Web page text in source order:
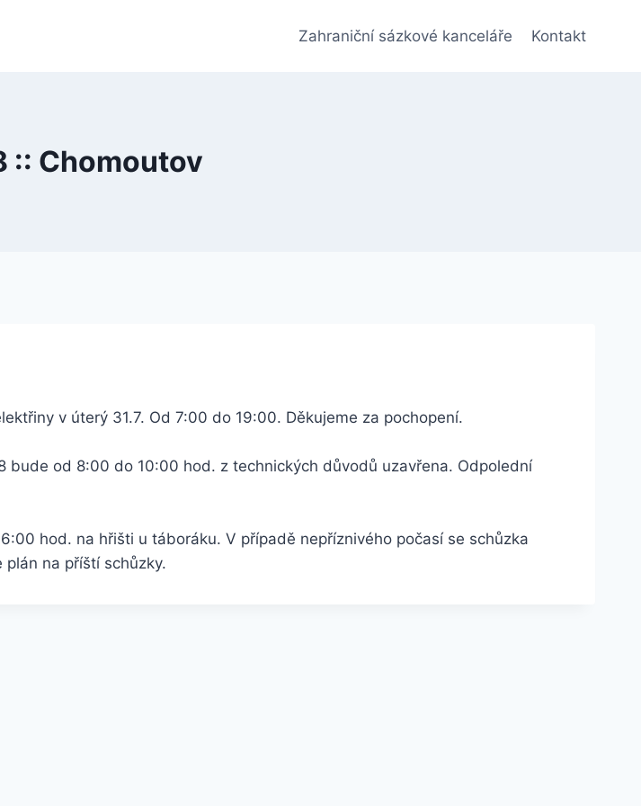
Zahraniční sázkové kanceláře Kontakt
:: Chomoutov
v úterý 31.7. Od 7:00 do 19:00. Děkujeme za pochopení.
od 8:00 do 10:00 hod. z technických důvodů uzavřena. Odpolední
hod. na hřišti u táboráku. V případě nepříznivého počasí se schůzka
na příští schůzky.